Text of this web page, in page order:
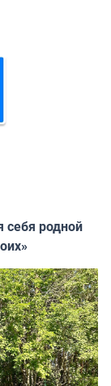
себя родной